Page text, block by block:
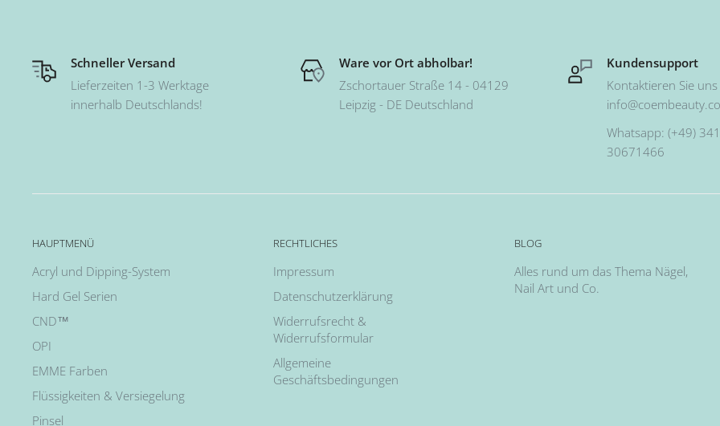
Schneller Versand
Lieferzeiten 1-3 Werktage
innerhalb Deutschlands!
Ware vor Ort abholbar!
Zschortauer Straße 14 - 04129
Leipzig - DE Deutschland
Kundensupport
Kontaktieren Sie
Whatsapp: (+49)
30671466
HAUPTMENÜ
Acryl und Dipping-System
Hard Gel Serien
CND™
OPI
EMME Farben
Flüssigkeiten & Versiegelung
Pinsel
RECHTLICHES
Impressum
Datenschutzerklärung
Widerrufsrecht &
Widerrufsformular
Allgemeine
Geschäftsbedingungen
BLOG
Alles rund um das Thema Nägel,
Nail Art und Co.